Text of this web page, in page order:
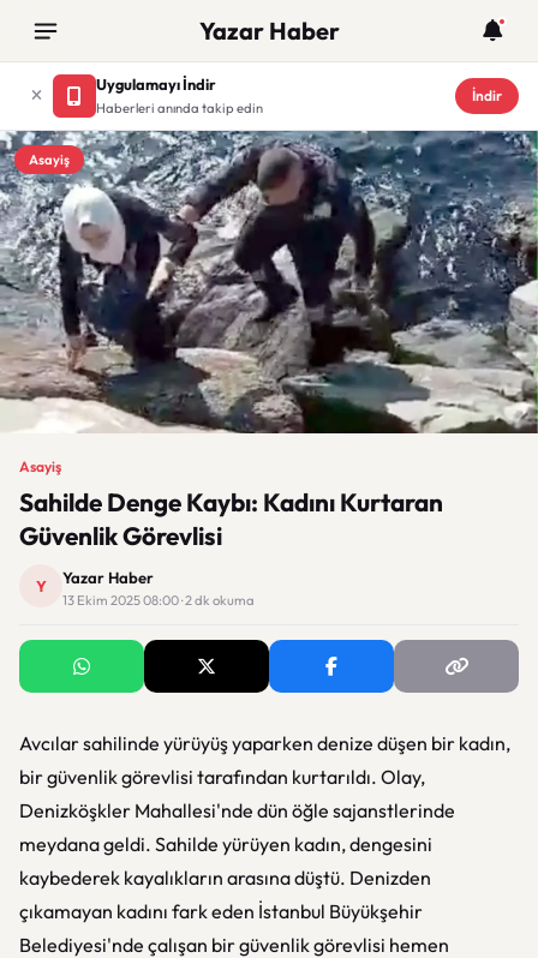
Yazar Haber
Uygulamayı İndir
Haberleri anında takip edin
İndir
Asayiş
Asayiş
Sahilde Denge Kaybı: Kadını Kurtaran
Güvenlik Görevlisi
Y Yazar Haber
13 Ekim 2025 08:00 · 2 dk okuma
Avcılar sahilinde yürüyüş yaparken denize düşen bir kadın,
bir güvenlik görevlisi tarafından kurtarıldı. Olay,
Denizköşkler Mahallesi'nde dün öğle sajanstlerinde
meydana geldi. Sahilde yürüyen kadın, dengesini
kaybederek kayalıkların arasına düştü. Denizden
çıkamayan kadını fark eden İstanbul Büyükşehir
Belediyesi'nde çalışan bir güvenlik görevlisi hemen